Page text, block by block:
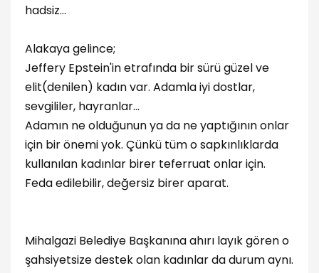
hadsiz...
Alakaya gelince;
Jeffery Epstein'in etrafında bir sürü güzel ve
elit(denilen) kadın var. Adamla iyi dostlar,
sevgililer, hayranlar...
Adamın ne olduğunun ya da ne yaptığının onlar
için bir önemi yok. Çünkü tüm o sapkınlıklarda
kullanılan kadınlar birer teferruat onlar için.
Feda edilebilir, değersiz birer aparat.
Mihalgazi Belediye Başkanına ahırı layık gören o
şahsiyetsize destek olan kadınlar da durum aynı.